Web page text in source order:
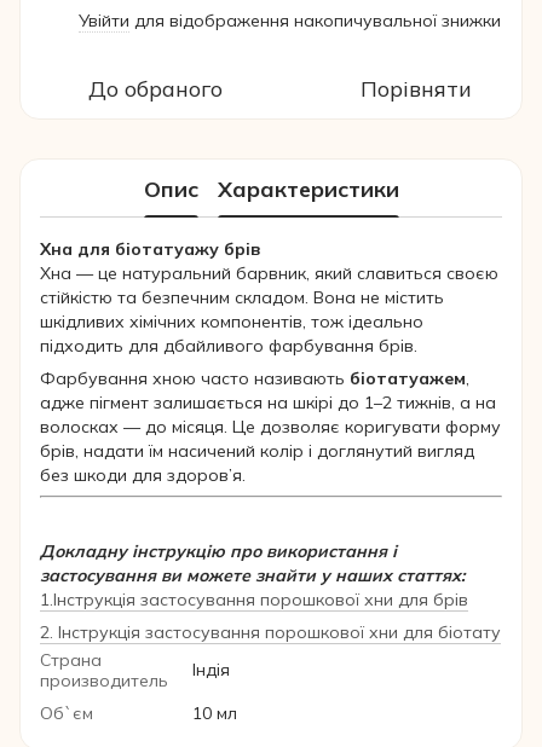
Увійти для відображення накопичувальної знижки
До обраного Порівняти
Опис Характеристики
Хна для біотатуажу брів
Хна — це натуральний барвник, який славиться своєю
стійкістю та безпечним складом. Вона не містить
шкідливих хімічних компонентів, тож ідеально
підходить для дбайливого фарбування брів.
Фарбування хною часто називають біотатуажем,
адже пігмент залишається на шкірі до 1–2 тижнів, а на
волосках — до місяця. Це дозволяє коригувати форму
брів, надати їм насичений колір і доглянутий вигляд
без шкоди для здоров’я.
Докладну інструкцію про використання і
застосування ви можете знайти у наших статтях:
1.Інструкція застосування порошкової хни для брів
2. Інструкція застосування порошкової хни для біотату
Страна
производитель
Індія
Об`єм
10 мл